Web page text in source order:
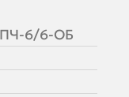
6/6-ОБ